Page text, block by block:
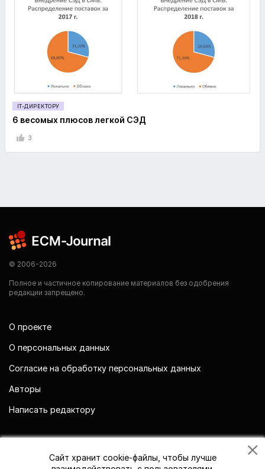
IT-ДИРЕКТОРУ
6 весомых плюсов легкой СЭД
3
© 2006-2026
Полное и частичное копирование материалов без одобрения
редакции запрещено.
О проекте
О персональных данных
Согласие на обработку персональных данных
Авторы
Написать редактору
Сайт хранит cookie-файлы, чтобы лучше